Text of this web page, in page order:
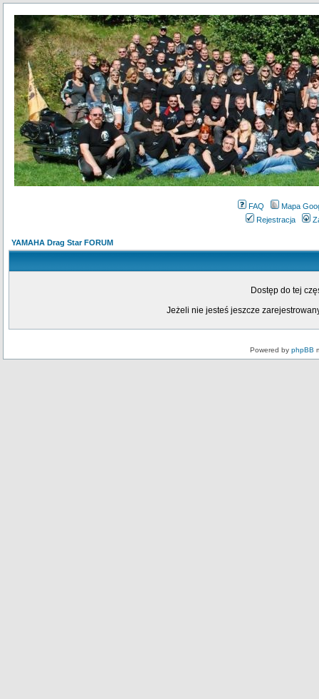
FAQ
Mapa
Rejestracja
YAMAHA Drag Star FORUM
Dostęp do tej
Jeżeli nie jesteś jeszcze
Powered by phpBB